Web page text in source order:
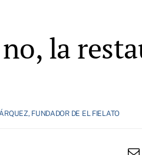
la
FUNDADOR DE EL FIELATO